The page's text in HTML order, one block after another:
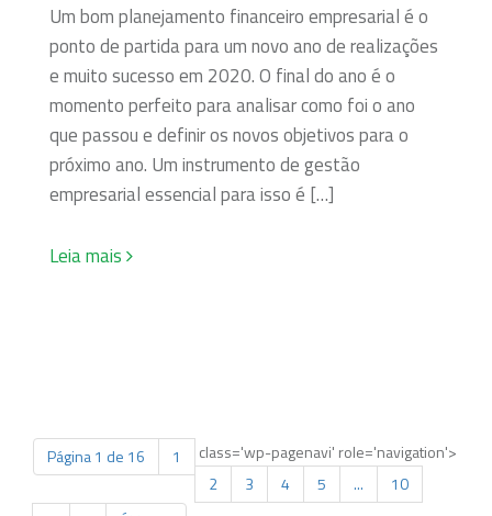
Um bom planejamento financeiro empresarial é o
ponto de partida para um novo ano de realizações
e muito sucesso em 2020. O final do ano é o
momento perfeito para analisar como foi o ano
que passou e definir os novos objetivos para o
próximo ano. Um instrumento de gestão
empresarial essencial para isso é […]
Leia mais
class='wp-pagenavi' role='navigation'>
Página 1 de 16
1
2
3 4 5 ...
10